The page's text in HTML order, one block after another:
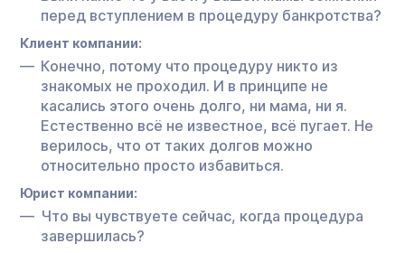
перед вступлением в процедуру банкротства?
Клиент компании:
Конечно, потому что процедуру никто из
знакомых не проходил. И в принципе не
касались этого очень долго, ни мама, ни я.
Естественно всё не известное, всё пугает. Не
верилось, что от таких долгов можно
относительно просто избавиться.
Юрист компании:
Что вы чувствуете сейчас, когда процедура
завершилась?